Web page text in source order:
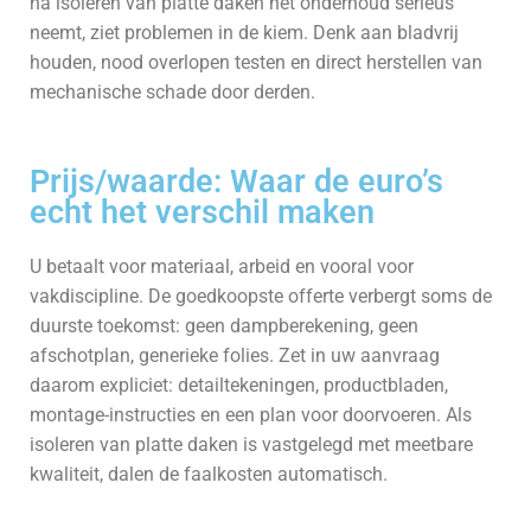
neemt, ziet problemen in de kiem. Denk aan bladvrij
houden, nood overlopen testen en direct herstellen van
mechanische schade door derden.
Prijs/waarde: Waar de euro’s
echt het verschil maken
U betaalt voor materiaal, arbeid en vooral voor
vakdiscipline. De goedkoopste offerte verbergt soms de
duurste toekomst: geen dampberekening, geen
afschotplan, generieke folies. Zet in uw aanvraag
daarom expliciet: detailtekeningen, productbladen,
montage-instructies en een plan voor doorvoeren. Als
isoleren van platte daken is vastgelegd met meetbare
kwaliteit, dalen de faalkosten automatisch.